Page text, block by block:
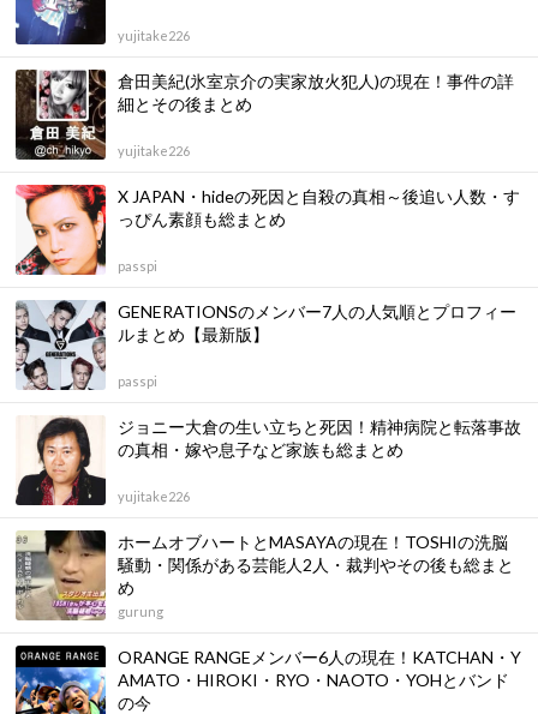
yujitake226
倉田美紀(氷室京介の実家放火犯人)の現在！事件の詳
細とその後まとめ
yujitake226
X JAPAN・hideの死因と自殺の真相～後追い人数・す
っぴん素顔も総まとめ
passpi
GENERATIONSのメンバー7人の人気順とプロフィー
ルまとめ【最新版】
passpi
ジョニー大倉の生い立ちと死因！精神病院と転落事故
の真相・嫁や息子など家族も総まとめ
yujitake226
ホームオブハートとMASAYAの現在！TOSHIの洗脳
騒動・関係がある芸能人2人・裁判やその後も総まと
め
gurung
ORANGE RANGEメンバー6人の現在！KATCHAN・Y
AMATO・HIROKI・RYO・NAOTO・YOHとバンド
の今